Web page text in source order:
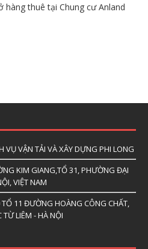
hàng thuê tại Chung cư Anland
VỤ VẬN TẢI VÀ XÂY DỰNG PHI LONG
KIM GIANG,TỔ 31, PHƯỜNG ĐẠI
VIỆT NAM
11 ĐƯỜNG HOÀNG CÔNG CHẤT,
LIÊM - HÀ NỘI